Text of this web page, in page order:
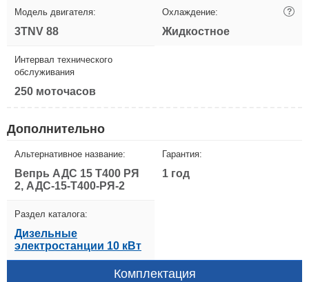
Модель двигателя:
3TNV 88
Охлаждение: ?
Жидкостное
Интервал технического
обслуживания
250 моточасов
Дополнительно
Альтернативное название:
Вепрь АДС 15 Т400 РЯ
2, АДС-15-Т400-РЯ-2
Гарантия:
1 год
Раздел каталога:
Дизельные
электростанции 10 кВт
Комплектация